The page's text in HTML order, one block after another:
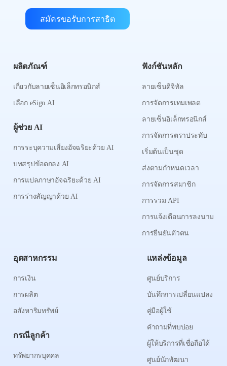
สมัครขอรับการสาธิต
ผลิตภัณฑ์
เกี่ยวกับลายเซ็นอิเล็กทรอนิกส์
เลือก eSign.AI
ผู้ช่วย AI
การระบุความเสี่ยงอัจฉริยะด้วย AI
บทสรุปข้อตกลง AI
การแปลภาษาอัจฉริยะด้วย AI
การร่างสัญญาด้วย AI
ฟังก์ชันหลัก
ลายเซ็นดิจิทัล
การจัดการเทมเพลต
ลายเซ็นอิเล็กทรอนิกส์
การจัดการตราประทับ
เริ่มต้นเป็นชุด
ส่งตามกำหนดเวลา
การจัดการสมาชิก
การรวม API
การแจ้งเตือนการลงนาม
การยืนยันตัวตน
อุตสาหกรรม
การเงิน
การผลิต
อสังหาริมทรัพย์
กรณีลูกค้า
ทรัพยากรบุคคล
แหล่งข้อมูล
ศูนย์บริการ
บันทึกการเปลี่ยนแปลง
คู่มือผู้ใช้
คำถามที่พบบ่อย
ผู้ให้บริการที่เชื่อถือได้
ศูนย์นักพัฒนา